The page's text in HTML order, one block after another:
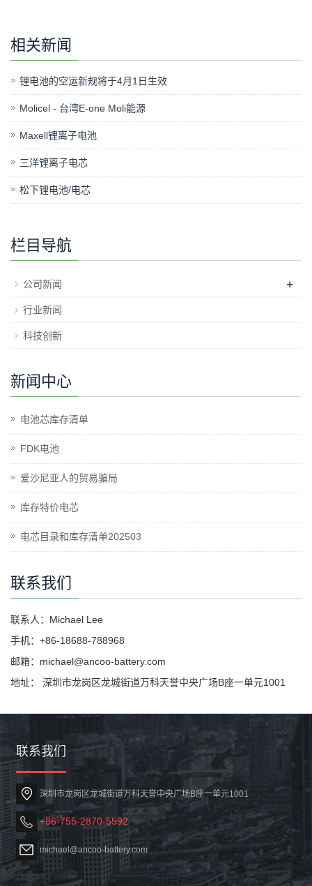
相关新闻
锂电池的空运新规将于4月1日生效
Molicel - 台湾E-one Moli能源
Maxell锂离子电池
三洋锂离子电芯
松下锂电池/电芯
栏目导航
公司新闻 +
行业新闻
科技创新
新闻中心
电池芯库存清单
​FDK电池
爱沙尼亚人的贸易骗局
库存特价电芯
电芯目录和库存清单202503
联系我们
联系人：Michael Lee
手机：+86-18688-788968
邮箱：michael@ancoo-battery.com
地址： 深圳市龙岗区龙城街道万科天誉中央广场B座一单元1001
联系我们
深圳市龙岗区龙城街道万科天誉中央广场B座一单元1001
+86-755-2870-5592
michael@ancoo-battery.com